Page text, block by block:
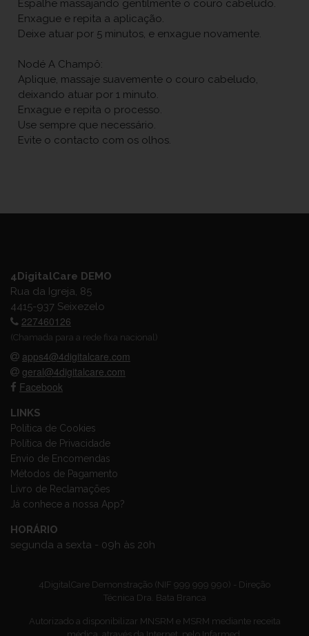
Espalhe massajando gentilmente o couro cabeludo.
Enxague e repita a aplicação.
Deixe atuar por 5 minutos, e enxague novamente.
Nodé A Champô:
Aplique, massaje suavemente o couro cabeludo,
deixando atuar por 1 minuto.
Enxague e repita o processo.
Use sempre que necessário.
Evite o contacto com os olhos.
4DigitalCare DEMO
Rua da Igreja, 85
4415-937 Seixezelo
227460126
(Chamada para a rede fixa nacional)
apps4@4digitalcare.com
geral@4digitalcare.com
Facebook
LINKS
Política de Cookies
Política de Privacidade
Envio de Encomendas
Métodos de Pagamento
Livro de Reclamações
Já conhece a nossa App?
HORÁRIO
segunda a sexta - 09h às 20h
4DigitalCare Demonstração (NIF 999 999 990) - Direção
Técnica Dra. Bata Branca
Autorizado a disponibilizar MNSRM e MSRM mediante receita